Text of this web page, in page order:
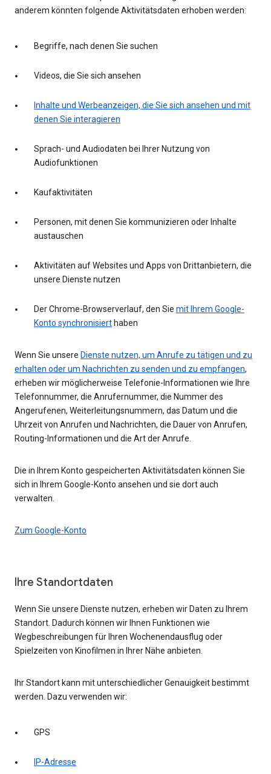
anderem könnten folgende Aktivitätsdaten erhoben werden:
Begriffe, nach denen Sie suchen
Videos, die Sie sich ansehen
Inhalte und Werbeanzeigen, die Sie sich ansehen und mit
denen Sie interagieren
Sprach- und Audiodaten bei Ihrer Nutzung von
Audiofunktionen
Kaufaktivitäten
Personen, mit denen Sie kommunizieren oder Inhalte
austauschen
Aktivitäten auf Websites und Apps von Drittanbietern, die
unsere Dienste nutzen
Der Chrome-Browserverlauf, den Sie mit Ihrem Google-
Konto synchronisiert haben
Wenn Sie unsere Dienste nutzen, um Anrufe zu tätigen und zu
erhalten oder um Nachrichten zu senden und zu empfangen,
erheben wir möglicherweise Telefonie-Informationen wie Ihre
Telefonnummer, die Anrufernummer, die Nummer des
Angerufenen, Weiterleitungsnummern, das Datum und die
Uhrzeit von Anrufen und Nachrichten, die Dauer von Anrufen,
Routing-Informationen und die Art der Anrufe.
Die in Ihrem Konto gespeicherten Aktivitätsdaten können Sie
sich in Ihrem Google-Konto ansehen und sie dort auch
verwalten.
Zum Google-Konto
Ihre Standortdaten
Wenn Sie unsere Dienste nutzen, erheben wir Daten zu Ihrem
Standort. Dadurch können wir Ihnen Funktionen wie
Wegbeschreibungen für Ihren Wochenendausflug oder
Spielzeiten von Kinofilmen in Ihrer Nähe anbieten.
Ihr Standort kann mit unterschiedlicher Genauigkeit bestimmt
werden. Dazu verwenden wir:
GPS
IP-Adresse